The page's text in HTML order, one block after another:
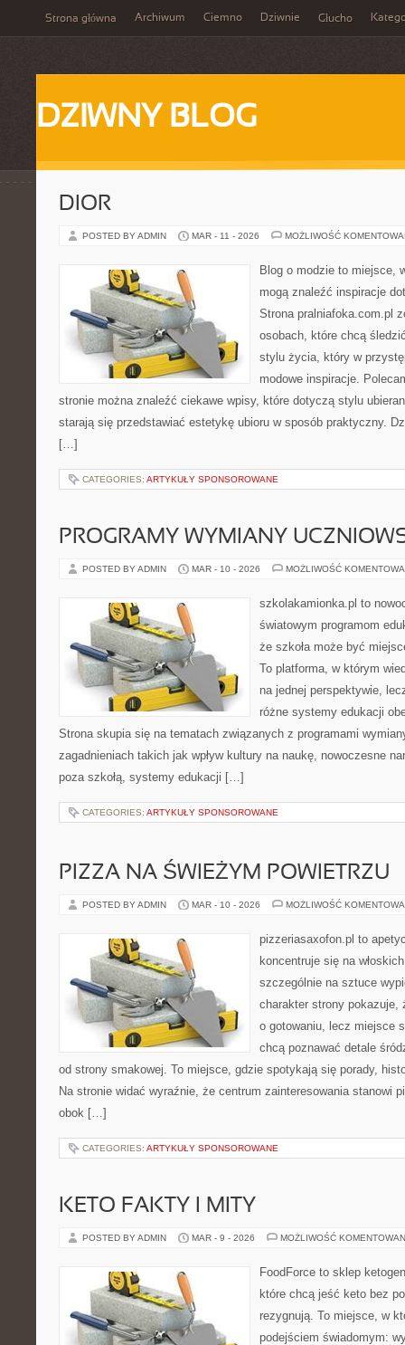
Strona główna Archiwum Ciemno Dziwnie Głucho
DZIWNY BLOG
DIOR
POSTED BY ADMIN MAR - 11 - 2026 MOŻLIWOŚĆ
Blog o modzie to miejsce,
mogą znaleźć inspiracje
Strona pralniafoka.com.pl
osobach, które chcą
stylu życia, który w
modowe inspiracje.
stronie można znaleźć ciekawe wpisy, które dotyczą stylu
starają się przedstawiać estetykę ubioru w sposób praktyczny.
[…]
CATEGORIES: ARTYKUŁY SPONSOROWANE
PROGRAMY WYMIANY
POSTED BY ADMIN MAR - 10 - 2026 MOŻLIWOŚĆ
szkolakamionka.pl to
światowym programom
że szkoła może być
To platforma, w którym
na jednej perspektywie,
różne systemy edukacji
Strona skupia się na tematach związanych z programami
zagadnieniach takich jak wpływ kultury na naukę, nowoczesne
poza szkołą, systemy edukacji […]
CATEGORIES: ARTYKUŁY SPONSOROWANE
PIZZA NA ŚWIEŻYM POWIETRZU
POSTED BY ADMIN MAR - 10 - 2026 MOŻLIWOŚĆ
pizzeriasaxofon.pl to
koncentruje się na
szczególnie na sztuce
charakter strony pokazuje,
o gotowaniu, lecz miejsce
chcą poznawać detale
od strony smakowej. To miejsce, gdzie spotykają się porady,
Na stronie widać wyraźnie, że centrum zainteresowania stanowi
obok […]
CATEGORIES: ARTYKUŁY SPONSOROWANE
KETO FAKTY I MITY
POSTED BY ADMIN MAR - 9 - 2026 MOŻLIWOŚĆ
FoodForce to sklep
które chcą jeść keto bez
rezygnują. To miejsce, w
podejściem świadomym: